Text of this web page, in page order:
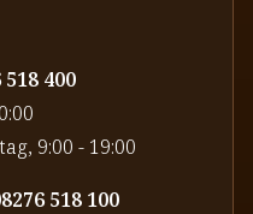
400
9:00 - 19:00
518 100